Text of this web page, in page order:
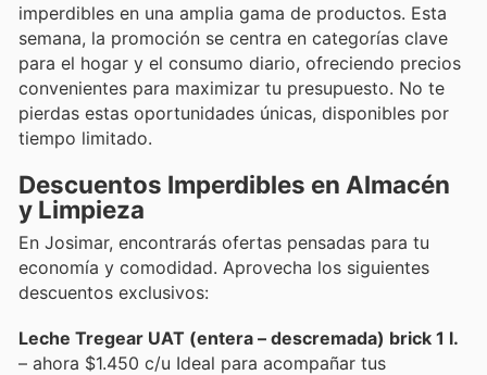
imperdibles en una amplia gama de productos. Esta
semana, la promoción se centra en categorías clave
para el hogar y el consumo diario, ofreciendo precios
convenientes para maximizar tu presupuesto. No te
pierdas estas oportunidades únicas, disponibles por
tiempo limitado.
Descuentos Imperdibles en Almacén
y Limpieza
En Josimar, encontrarás ofertas pensadas para tu
economía y comodidad. Aprovecha los siguientes
descuentos exclusivos:
Leche Tregear UAT (entera – descremada) brick 1 l.
– ahora $1.450 c/u Ideal para acompañar tus